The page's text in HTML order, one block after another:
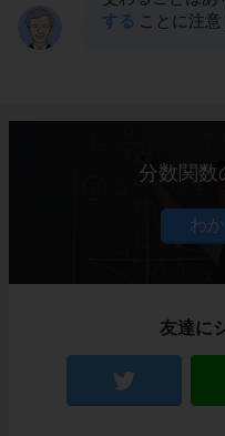
する ことに注意
分数関数
友達に